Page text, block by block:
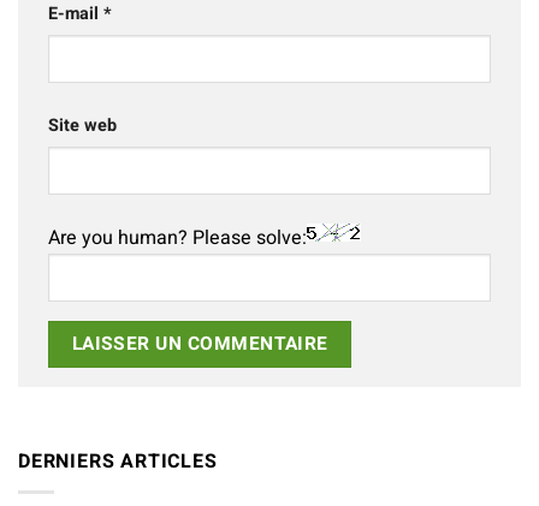
E-mail *
Site web
Are you human? Please solve:
DERNIERS ARTICLES